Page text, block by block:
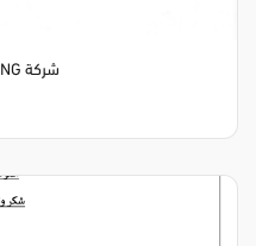
شركة ZKR TRADING